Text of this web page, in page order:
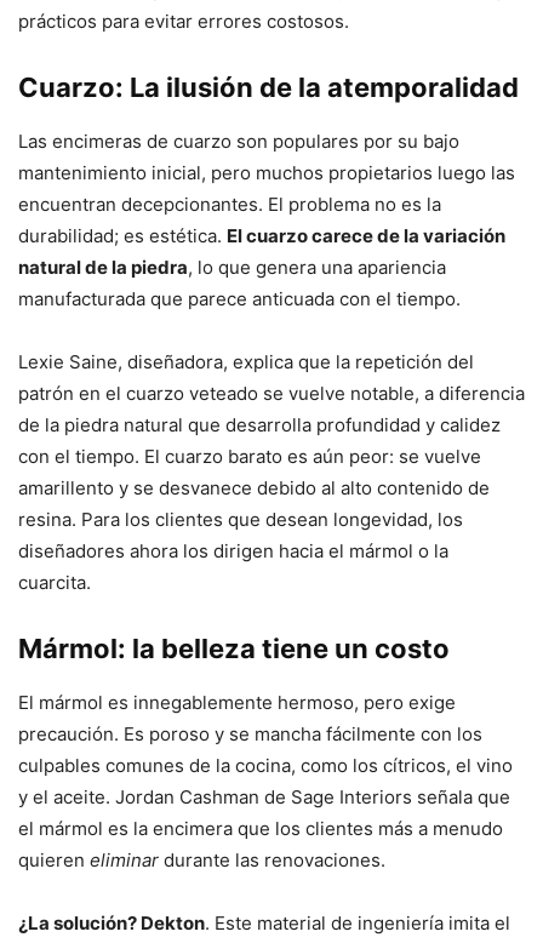
prácticos para evitar errores costosos.
Cuarzo: La ilusión de la atemporalidad
Las encimeras de cuarzo son populares por su bajo
mantenimiento inicial, pero muchos propietarios luego las
encuentran decepcionantes. El problema no es la
durabilidad; es estética. El cuarzo carece de la variación
natural de la piedra, lo que genera una apariencia
manufacturada que parece anticuada con el tiempo.
Lexie Saine, diseñadora, explica que la repetición del
patrón en el cuarzo veteado se vuelve notable, a diferencia
de la piedra natural que desarrolla profundidad y calidez
con el tiempo. El cuarzo barato es aún peor: se vuelve
amarillento y se desvanece debido al alto contenido de
resina. Para los clientes que desean longevidad, los
diseñadores ahora los dirigen hacia el mármol o la
cuarcita.
Mármol: la belleza tiene un costo
El mármol es innegablemente hermoso, pero exige
precaución. Es poroso y se mancha fácilmente con los
culpables comunes de la cocina, como los cítricos, el vino
y el aceite. Jordan Cashman de Sage Interiors señala que
el mármol es la encimera que los clientes más a menudo
quieren eliminar durante las renovaciones.
¿La solución? Dekton. Este material de ingeniería imita el